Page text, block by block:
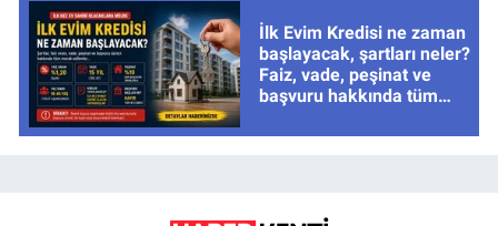
İlk Evim Kredisi ne zaman
başlayacak, şartları neler?
Faiz, vade, peşinat ve
başvuru hakkında tüm